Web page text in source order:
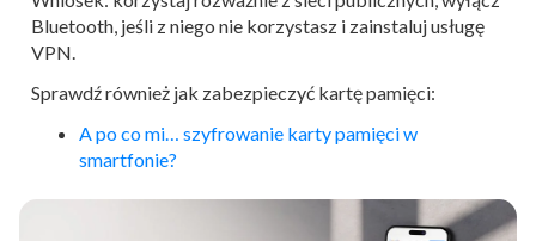
Bluetooth, jeśli z niego nie korzystasz i zainstaluj usługę
VPN.
Sprawdź również jak zabezpieczyć kartę pamięci:
A po co mi… szyfrowanie karty pamięci w
smartfonie?